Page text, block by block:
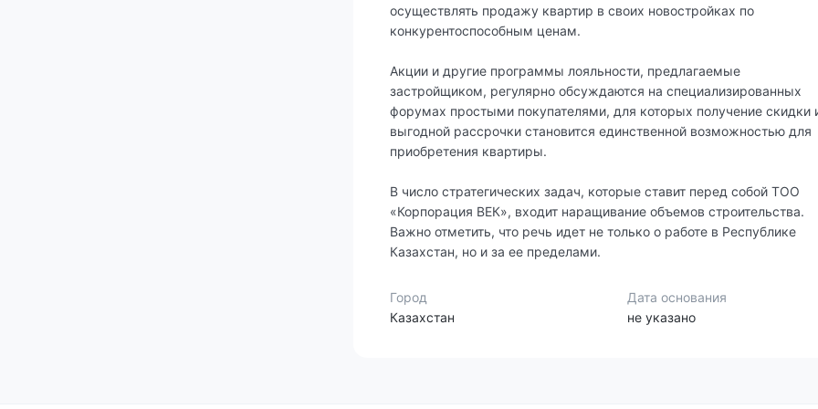
осуществлять продажу квартир в своих новостройках по
конкурентоспособным ценам.
Акции и другие программы лояльности, предлагаемые
застройщиком, регулярно обсуждаются на специализированных
форумах простыми покупателями, для которых получение скидки
выгодной рассрочки становится единственной возможностью для
приобретения квартиры.
В число стратегических задач, которые ставит перед собой ТОО
«Корпорация ВЕК», входит наращивание объемов строительства.
Важно отметить, что речь идет не только о работе в Республике
Казахстан, но и за ее пределами.
Город
Казахстан
Дата основания
не указано